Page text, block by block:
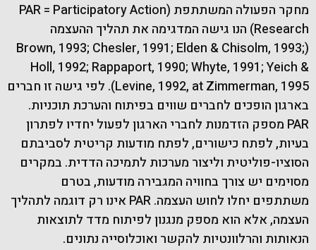
מחקר הפעולה המשתתפת (PAR = Participatory Action
Research) הנו גישה המדגימה את תהליך ההעצמה
(Brown, 1993; Chesler, 1991; Elden & Chisolm, 1993;
Holl, 1992; Rappaport, 1990; Whyte, 1991; Yeich &
Levine, 1992, at Zimmerman, 1995). לפי גישה זו חברים
בארגון הופכים לחברים שווים בפיתוח והערכת תוכניות.
PAR מספק הזדמנות לחברי הארגון לפעול יחדיו לפתרון
בעיות, לפתח כישורים, לפתח מודעות קריטית לסביבתם
הסוציו-פוליטית וליצור מערכות לתמיכה הדדית. במקרים
מסוימים יש צורך בחוויה המגבירה מודעות, בטרם
משתתפים יחלו לחוש העצמה. PAR אינו רק דוגמה לתהליך
העצמה, אלא הוא מספק מנגנון לפיתוח מדד לתוצאות
הנאותות והרלוונטיות להקשר ואוכלוסייה נתונים.